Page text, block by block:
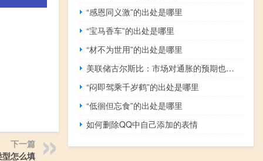
下一篇
怎么填
“感恩同义激”的出处是哪里
“宝马香车”的出处是哪里
“材不为世用”的出处是哪里
美联储古尔斯比：市场对通胀的预期也具有重大影响
“闷即驾乘千岁鹤”的出处是哪里
“低徊但忘食”的出处是哪里
如何删除QQ中自己添加的表情